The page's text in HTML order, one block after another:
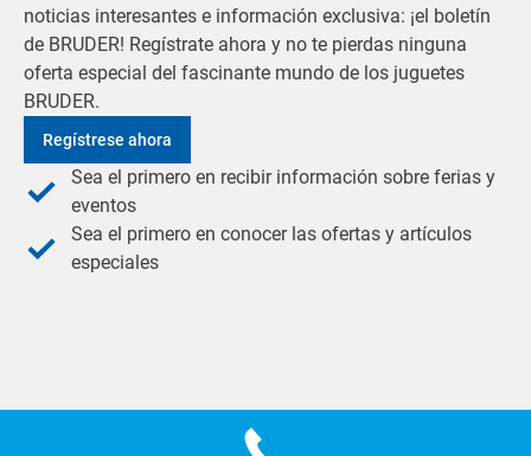
noticias interesantes e información exclusiva: ¡el boletín
de BRUDER! Regístrate ahora y no te pierdas ninguna
oferta especial del fascinante mundo de los juguetes
BRUDER.
Regístrese ahora
Sea el primero en recibir información sobre ferias y
eventos
Sea el primero en conocer las ofertas y artículos
especiales